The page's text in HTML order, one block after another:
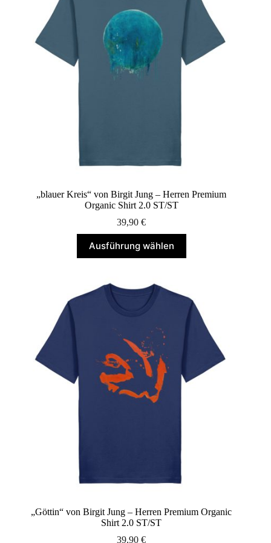
können
der
Produktseite
gewählt
werden
„blauer Kreis“ von Birgit Jung – Herren Premium
Organic Shirt 2.0 ST/ST
39,90€
Ausführung wählen
Produkt
weist
Varianten
auf.
Die
können
der
Produktseite
gewählt
werden
„Göttin“ von Birgit Jung – Herren Premium Organic
Shirt 2.0 ST/ST
39,90€